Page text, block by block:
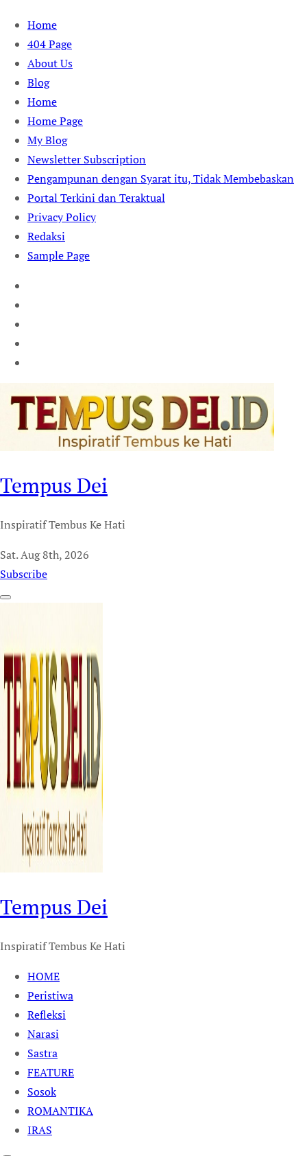
Skip
content
Home
404 Page
About Us
Blog
Home
Home Page
My Blog
Newsletter Subscription
Pengampunan dengan Syarat itu, Tidak Membebaskan
Portal Terkini dan Teraktual
Privacy Policy
Redaksi
Sample Page
Tempus Dei
Inspiratif Tembus Ke Hati
Sat. Aug 8th, 2026
Subscribe
Tempus Dei
Inspiratif Tembus Ke Hati
HOME
Peristiwa
Refleksi
Narasi
Sastra
FEATURE
Sosok
ROMANTIKA
IRAS